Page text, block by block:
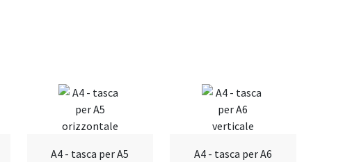
A4 - tasca per A5
A4 - tasca per A6